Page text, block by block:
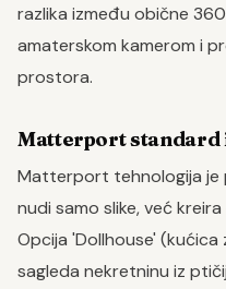
razlika između obične
amaterskom kamerom i
prostora.
Matterport standard
Matterport tehnologija je
nudi samo slike, već
Opcija 'Dollhouse'
sagleda nekretninu iz